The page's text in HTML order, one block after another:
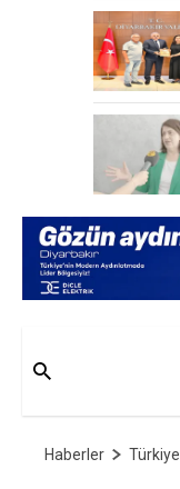
Haberler Türkiye